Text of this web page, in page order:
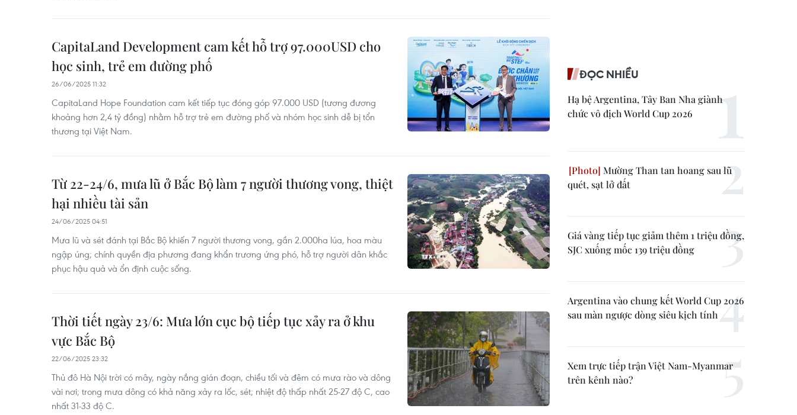
CapitaLand Development cam kết hỗ trợ 97.000USD cho
học sinh, trẻ em đường phố
26/06/2025 11:32
CapitaLand Hope Foundation cam kết tiếp tục đóng góp 97.000 USD (tương đương
khoảng hơn 2,4 tỷ đồng) nhằm hỗ trợ trẻ em đường phố và nhóm học sinh dễ bị tổn
thương tại Việt Nam.
Từ 22-24/6, mưa lũ ở Bắc Bộ làm 7 người thương vong, thiệt
hại nhiều tài sản
24/06/2025 04:51
Mưa lũ và sét đánh tại Bắc Bộ khiến 7 người thương vong, gần 2.000ha lúa, hoa màu
ngập úng; chính quyền địa phương đang khẩn trương ứng phó, hỗ trợ người dân khắc
phục hậu quả và ổn định cuộc sống.
Thời tiết ngày 23/6: Mưa lớn cục bộ tiếp tục xảy ra ở khu
vực Bắc Bộ
22/06/2025 23:32
Thủ đô Hà Nội trời có mây, ngày nắng gián đoạn, chiều tối và đêm có mưa rào và dông
vài nơi; trong mưa dông có khả năng xảy ra lốc, sét; nhiệt độ thấp nhất 25-27 độ C, cao
nhất 31-33 độ C.
ĐỌC NHIỀU
Hạ bệ Argentina, Tây Ban Nha giành
chức vô địch World Cup 2026
Mường Than tan hoang sau lũ
quét, sạt lở đất
Giá vàng tiếp tục giảm thêm 1 triệu đồng,
SJC xuống mốc 139 triệu đồng
Argentina vào chung kết World Cup 2026
sau màn ngược dòng siêu kịch tính
Xem trực tiếp trận Việt Nam-Myanmar
trên kênh nào?